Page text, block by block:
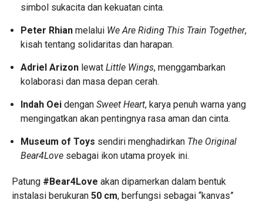
simbol sukacita dan kekuatan cinta.
Peter Rhian melalui We Are Riding This Train Together,
kisah tentang solidaritas dan harapan.
Adriel Arizon lewat Little Wings, menggambarkan
kolaborasi dan masa depan cerah.
Indah Oei dengan Sweet Heart, karya penuh warna yang
mengingatkan akan pentingnya rasa aman dan cinta.
Museum of Toys sendiri menghadirkan The Original
Bear4Love sebagai ikon utama proyek ini.
Patung #Bear4Love akan dipamerkan dalam bentuk
instalasi berukuran 50 cm, berfungsi sebagai “kanvas”